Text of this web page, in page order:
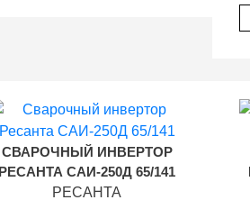
СВАРОЧНЫЙ ИНВЕРТОР
РЕСАНТА САИ-250Д 65/141
РЕСАНТА